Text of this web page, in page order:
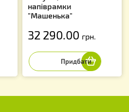
напіврамки
"Машенька"
32 290.00 грн.